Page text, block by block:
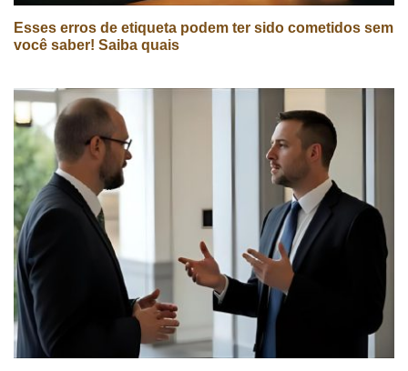
Esses erros de etiqueta podem ter sido cometidos sem
você saber! Saiba quais